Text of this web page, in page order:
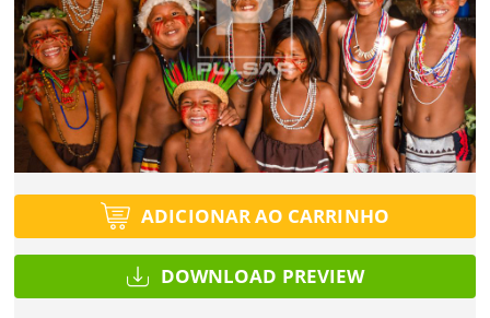
ADICIONAR AO CARRINHO
DOWNLOAD PREVIEW
Tipo de projeto
Selecione
Utilização
Título do projeto
Esqueci a senha
ENTRAR
Você ainda não tem conta?
ENVIAR
Protegido por reCAPTCHA —Privacidade·Termos
SIM
Tipo de projeto
Selecione
Formato
Tamanho PR$ 57,00
Tamanho MR$ 114,00
Tamanho GR$ 171,00